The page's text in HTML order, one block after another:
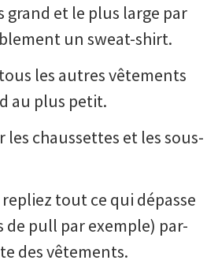
grand et le plus large par
un sweat-shirt.
les autres vêtements
au plus petit.
les chaussettes et les sous-
tout ce qui dépasse
de pull par exemple) par-
des vêtements.